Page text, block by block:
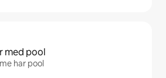
med pool
har pool